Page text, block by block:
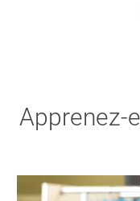
Apprenez-